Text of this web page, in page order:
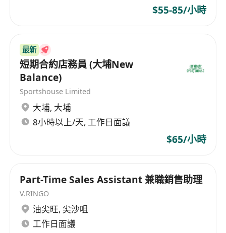
具責任感，積極正面及主動，願意學習，善於團
隊合作
良好的英文, 中文及國語會話能力
歡迎應屆畢業生或任何行業人士應徵
售或顧客服務經驗更佳)
$55-85/小時
最新
短期合約店務員 (大埔New
Balance)
Sportshouse Limited
大埔, 大埔
8小時以上/天, 工作日面議
$65/小時
Part-Time Sales Assistant 兼職銷售助理
V.RINGO
油尖旺, 尖沙咀
工作日面議